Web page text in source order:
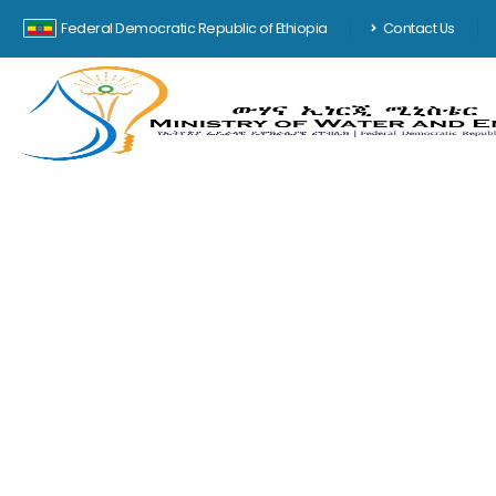
Federal Democratic Republic of Ethiopia Contact Us